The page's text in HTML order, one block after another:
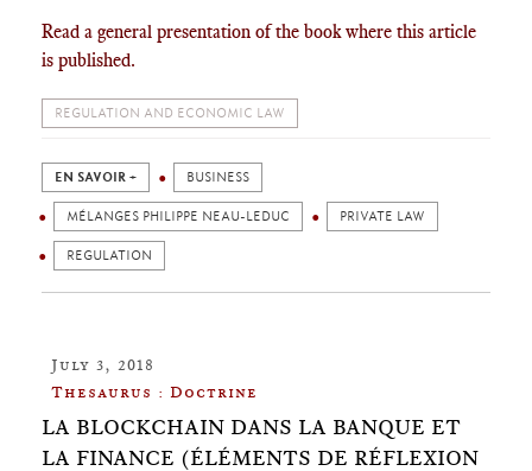
Read a general presentation of the book where this article
is published.
REGULATION AND ECONOMIC LAW
EN SAVOIR + BUSINESS
MÉLANGES PHILIPPE NEAU-LEDUC PRIVATE LAW
REGULATION
July 3, 2018
Thesaurus : Doctrine
LA BLOCKCHAIN DANS LA BANQUE ET
LA FINANCE (ÉLÉMENTS DE RÉFLEXION